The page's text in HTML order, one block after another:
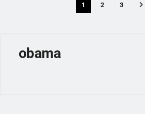
1 2 3
obama